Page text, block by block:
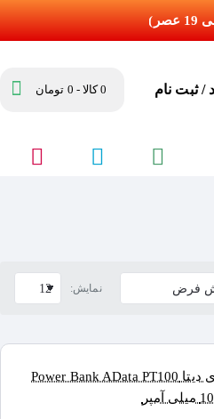
/ ثبت نام 0 کالا - 0 تومان
نمایش: